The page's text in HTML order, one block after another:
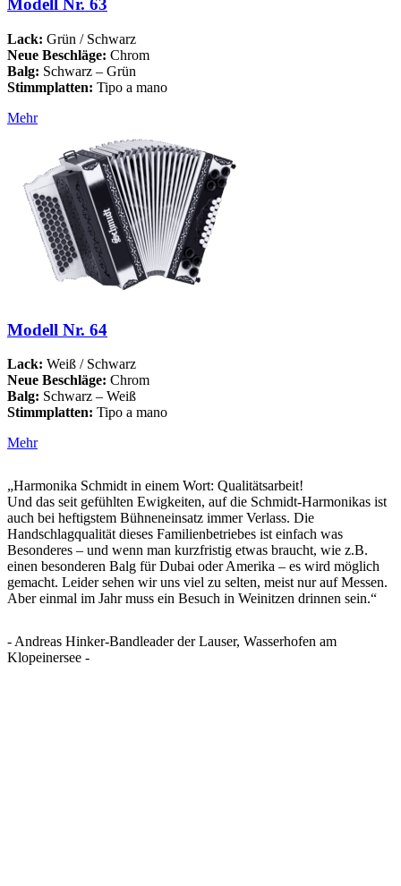
Modell Nr. 63
Lack: Grün / Schwarz
Neue Beschläge: Chrom
Balg: Schwarz – Grün
Stimmplatten: Tipo a mano
Mehr
Modell Nr. 64
Lack: Weiß / Schwarz
Neue Beschläge: Chrom
Balg: Schwarz – Weiß
Stimmplatten: Tipo a mano
Mehr
„Harmonika Schmidt in einem Wort: Qualitätsarbeit!
Und das seit gefühlten Ewigkeiten, auf die Schmidt-Harmonikas ist
auch bei heftigstem Bühneneinsatz immer Verlass. Die
Handschlagqualität dieses Familienbetriebes ist einfach was
Besonderes – und wenn man kurzfristig etwas braucht, wie z.B.
einen besonderen Balg für Dubai oder Amerika – es wird möglich
gemacht. Leider sehen wir uns viel zu selten, meist nur auf Messen.
Aber einmal im Jahr muss ein Besuch in Weinitzen drinnen sein.“
- Andreas Hinker-Bandleader der Lauser, Wasserhofen am
Klopeinersee -